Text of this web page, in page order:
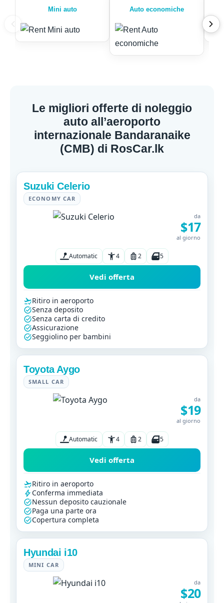
Mini auto Auto economiche
Le migliori offerte di noleggio
auto all’aeroporto
internazionale Bandaranaike
(CMB) di RosCar.lk
Suzuki Celerio
ECONOMY CAR
da
$17
al giorno
Automatic 4 2 5
Vedi offerta
Ritiro in aeroporto
Senza deposito
Senza carta di credito
Assicurazione
Seggiolino per bambini
Toyota Aygo
SMALL CAR
da
$19
al giorno
Automatic 4 2 5
Vedi offerta
Ritiro in aeroporto
Conferma immediata
Nessun deposito cauzionale
Paga una parte ora
Copertura completa
Hyundai i10
MINI CAR
da
$20